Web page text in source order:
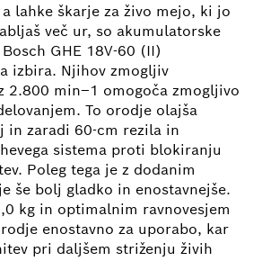
lahke škarje za živo mejo, ki jo
več ur, so akumulatorske
GHE 18V-60 (II)
izbira. Njihov zmogljiv
2.800 min–1 omogoča zmogljivo
To orodje olajša
in zaradi 60-cm rezila in
sistema proti blokiranju
Poleg tega je z dodanim
še bolj gladko in enostavnejše.
kg in optimalnim ravnovesjem
enostavno za uporabo, kar
pri daljšem striženju živih